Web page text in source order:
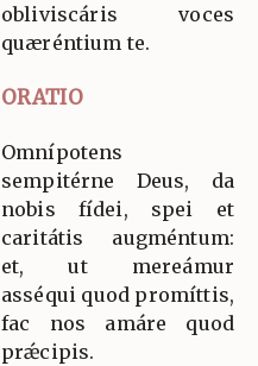
obliviscáris voces
quæréntium te.
ORATIO
Omnípotens
sempitérne Deus, da
nobis fídei, spei et
caritátis augméntum:
et, ut mereámur
asséqui quod promíttis,
fac nos amáre quod
prǽcipis.